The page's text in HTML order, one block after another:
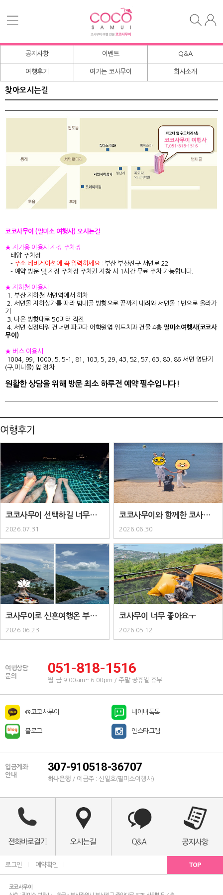
공지사항 이벤트 Q&A
여행후기 여기는 코사무이 회사소개
찾아오시는길
코코사무이 (필미소 여행사) 오시는길
★ 자가용 이용시 지정 주차장
태양 주차장
- 주소 네비게이션에 꼭 입력하세요: 부산 부산진구 서면로 22
- 예약 방문 및 지정 주차장 주차권 지참 시 1시간 무료 주차 가능합니다.
★ 지하철 이용시
1. 부산 지하철 서면역에서 하차
2. 서면몰 지하상가를 따라 범내골 방향으로 끝까지 내려와 서면몰 1번으로 올라가
기
3. 나온 방향대로 50미터 직진
4. 서면 삼정타워 건너편 파고다 어학원옆 위드치과 건물 4층 필미소여행사(코코사
무이)
★ 버스 이용시
1004, 99, 1000, 5, 5-1, 81, 103, 5, 29, 43, 52, 57, 63, 80, 86 서면 영단기
(구,미니몰) 앞 정차
원활한 상담을 위해 방문 최소 하루전 예약 필수입니다!
여행후기
코코사무이 선택하길 너무너무
잘한거같아요..
2026.07.31
코코사무이와 함께한 코사무이
패키지..
2026.06.30
코사무이로 신혼여행온 부부입
니다 :) ..
2026.06.23
코사무이 너무 좋아요ㅜ
2026.05.12
여행상담
문의
051-818-1516
월-금 9.00am~ 6.00pm / 주말 공휴일 휴무
@코코사무이
블로그
네이버톡톡
인스타그램
입금계좌
안내
307-910518-36707
하나은행/ 예금주 : 신일호(필미소여행사)
로그인 예약확인 TOP
코코사무이